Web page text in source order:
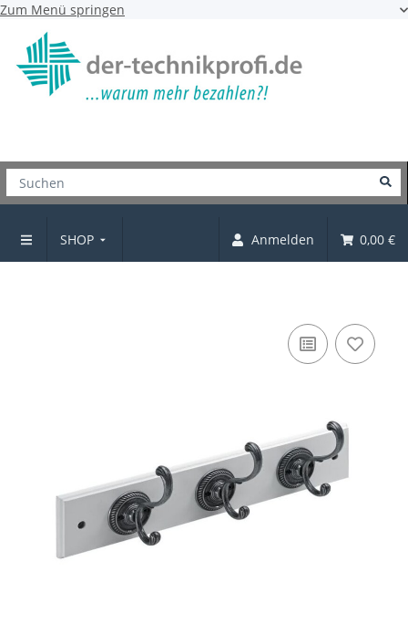
Zum Menü springen
SHOP Anmelden 0,00 €
Holzgarderobe